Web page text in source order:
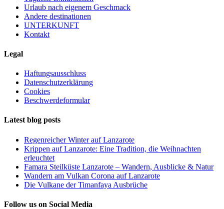
Urlaub nach eigenem Geschmack
Andere destinationen
UNTERKUNFT
Kontakt
Legal
Haftungsausschluss
Datenschutzerklärung
Cookies
Beschwerdeformular
Latest blog posts
Regenreicher Winter auf Lanzarote
Krippen auf Lanzarote: Eine Tradition, die Weihnachten
erleuchtet
Famara Steilküste Lanzarote – Wandern, Ausblicke & Natur
Wandern am Vulkan Corona auf Lanzarote
Die Vulkane der Timanfaya Ausbrüche
Follow us on Social Media